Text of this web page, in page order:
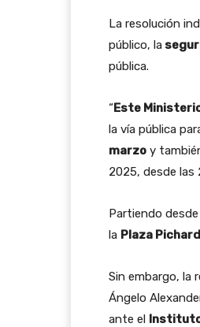
La resolución
público, la
pública.
“Este
la vía pública
marzo y
2025, desde las
Partiendo
la Plaza
Sin embargo, la
Ángelo
ante el